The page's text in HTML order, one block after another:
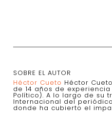
SOBRE EL AUTOR
Héctor Cueto Héctor
de 14 años de
Político). A lo largo de su
Internacional del
donde ha cubierto el